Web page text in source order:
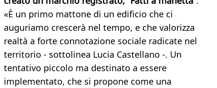
«È un primo mattone di un edificio che ci
auguriamo crescerà nel tempo, e che valorizza
realtà a forte connotazione sociale radicate nel
territorio - sottolinea Lucia Castellano -. Un
tentativo piccolo ma destinato a essere
implementato, che si propone come una